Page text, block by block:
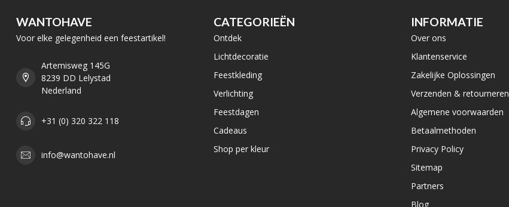
WANTOHAVE
Voor elke gelegenheid een feestartikel!
Artemisweg 145G
8239 DD Lelystad
Nederland
+31 (0) 320 322 118
info@wantohave.nl
CATEGORIEËN
Ontdek
Lichtdecoratie
Feestkleding
Verlichting
Feestdagen
Cadeaus
Shop per kleur
INFORMATIE
Over ons
Klantenservice
Zakelijke Oplossingen
Verzenden & retourneren
Algemene voorwaarden
Betaalmethoden
Privacy Policy
Sitemap
Partners
Blog